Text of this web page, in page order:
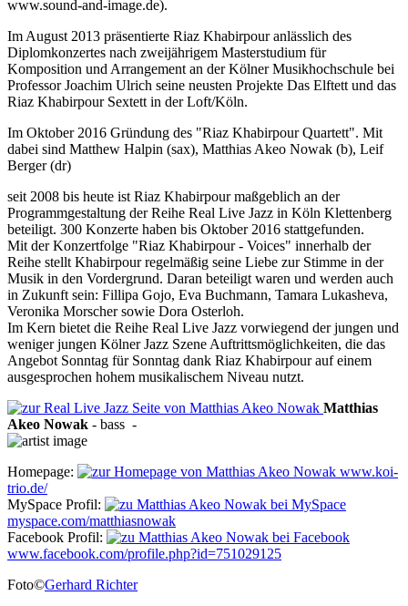
www.sound-and-image.de).
Im August 2013 präsentierte Riaz Khabirpour anlässlich des
Diplomkonzertes nach zweijährigem Masterstudium für
Komposition und Arrangement an der Kölner Musikhochschule bei
Professor Joachim Ulrich seine neusten Projekte Das Elftett und das
Riaz Khabirpour Sextett in der Loft/Köln.
Im Oktober 2016 Gründung des "Riaz Khabirpour Quartett". Mit
dabei sind Matthew Halpin (sax), Matthias Akeo Nowak (b), Leif
Berger (dr)
seit 2008 bis heute ist Riaz Khabirpour maßgeblich an der
Programmgestaltung der Reihe Real Live Jazz in Köln Klettenberg
beteiligt. 300 Konzerte haben bis Oktober 2016 stattgefunden.
Mit der Konzertfolge "Riaz Khabirpour - Voices" innerhalb der
Reihe stellt Khabirpour regelmäßig seine Liebe zur Stimme in der
Musik in den Vordergrund. Daran beteiligt waren und werden auch
in Zukunft sein: Fillipa Gojo, Eva Buchmann, Tamara Lukasheva,
Veronika Morschersowie Dora Osterloh.
Im Kern bietet die Reihe Real Live Jazz vorwiegend der jungen und
weniger jungen Kölner Jazz Szene Auftrittsmöglichkeiten, die das
Angebot Sonntag für Sonntag dank Riaz Khabirpour auf einem
ausgesprochen hohem musikalischem Niveau nutzt.
Matthias
Akeo Nowak - bass -
Homepage:
www.koi-
trio.de/
MySpace Profil:
myspace.com/matthiasnowak
Facebook Profil:
www.facebook.com/profile.php?id=751029125
Foto©Gerhard Richter